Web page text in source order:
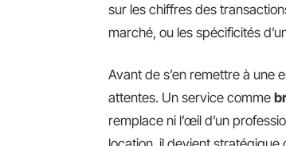
sur les chiffres des
marché, ou les spécificités
Avant de s’en remettre à une
attentes. Un service comme
remplace ni l’œil d’un